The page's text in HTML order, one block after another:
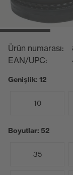
Ürün numarası:
EAN/UPC:
Genişlik: 12
10
Boyutlar: 52
35